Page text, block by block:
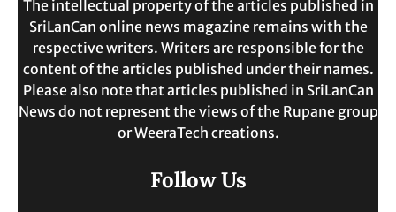
The intellectual property of the articles published in
SriLanCan online news magazine remains with the
respective writers. Writers are responsible for the
content of the articles published under their names.
Please also note that articles published in SriLanCan
News do not represent the views of the Rupane group
or WeeraTech creations.
Follow Us